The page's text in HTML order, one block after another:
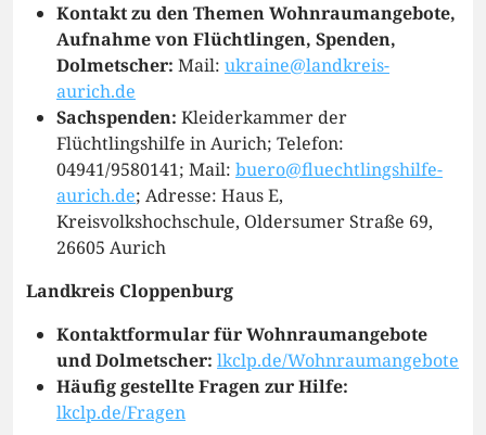
Kontakt zu den Themen Wohnraumangebote,
Aufnahme von Flüchtlingen, Spenden,
Dolmetscher: Mail: ukraine@landkreis-
aurich.de
Sachspenden: Kleiderkammer der
Flüchtlingshilfe in Aurich; Telefon:
04941/9580141; Mail: buero@fluechtlingshilfe-
aurich.de; Adresse: Haus E,
Kreisvolkshochschule, Oldersumer Straße 69,
26605 Aurich
Landkreis Cloppenburg
Kontaktformular für Wohnraumangebote
und Dolmetscher: lkclp.de/Wohnraumangebote
Häufig gestellte Fragen zur Hilfe:
lkclp.de/Fragen